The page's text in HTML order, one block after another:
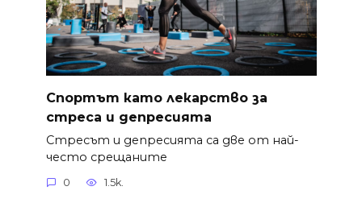
Спортът като лекарство за
стреса и депресията
Стресът и депресията са две от най-
често срещаните
0 1.5k.